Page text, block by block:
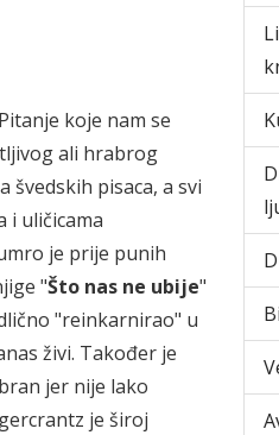
koje nam se
ali hrabrog
pisaca, a svi
i uličicama
je prije punih
"Što nas ne ubije"
"reinkarnirao" u
živi. Također je
jer nije lako
je široj